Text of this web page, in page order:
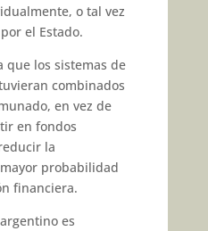
o tal vez
el Estado.
que los sistemas de
combinados
en vez de
en fondos
la
probabilidad
financiera.
es